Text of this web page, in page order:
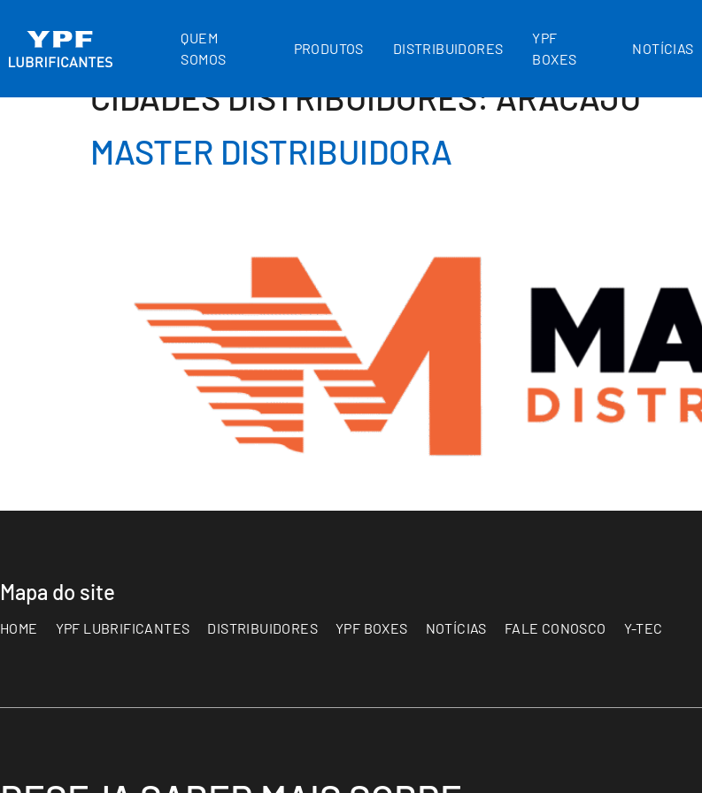
QUEM
SOMOS
PRODUTOS DISTRIBUIDORES
YPF
BOXES
NOTÍCIAS
CIDADES DISTRIBUIDORES:ARACAJU
MASTER DISTRIBUIDORA
Mapa do site
HOME YPF LUBRIFICANTES DISTRIBUIDORES YPF BOXES NOTÍCIAS FALE CONOSCO Y-TEC